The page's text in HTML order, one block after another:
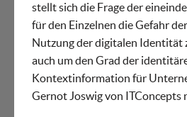
stellt sich die Frage der
für den Einzelnen die Gefahr
Nutzung der digitalen Identität
auch um den Grad der
Kontextinformation für
Gernot Joswig von ITConcepts